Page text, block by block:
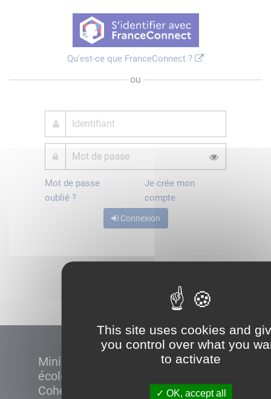
This site uses cookies and
you control over what you
to activate
OK, accept all
Qu'est-ce que FranceConnect ?
ou
Mot de passe
oublié ?
Je crée mon
compte
Connexion
Ministère de la Transition
écologique et de la
Cohésion des territoires